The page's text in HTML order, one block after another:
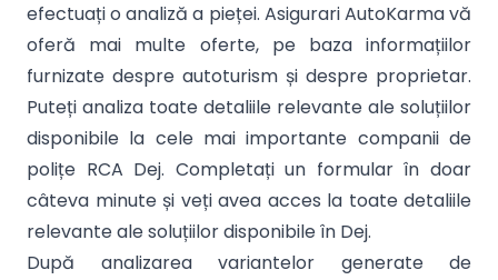
efectuați o analiză a pieței. Asigurari AutoKarma vă
oferă mai multe oferte, pe baza informațiilor
furnizate despre autoturism și despre proprietar.
Puteți analiza toate detaliile relevante ale soluțiilor
disponibile la cele mai importante companii de
polițe RCA Dej. Completați un formular în doar
câteva minute și veți avea acces la toate detaliile
relevante ale soluțiilor disponibile în Dej.
După analizarea variantelor generate de